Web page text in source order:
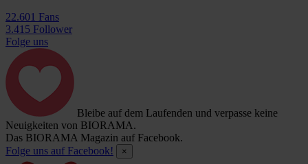
22.601 Fans
3.415 Follower
Folge uns
Bleibe auf dem Laufenden und verpasse keine
Neuigkeiten von BIORAMA.
Das BIORAMA Magazin auf Facebook.
Folge uns auf Facebook!
×